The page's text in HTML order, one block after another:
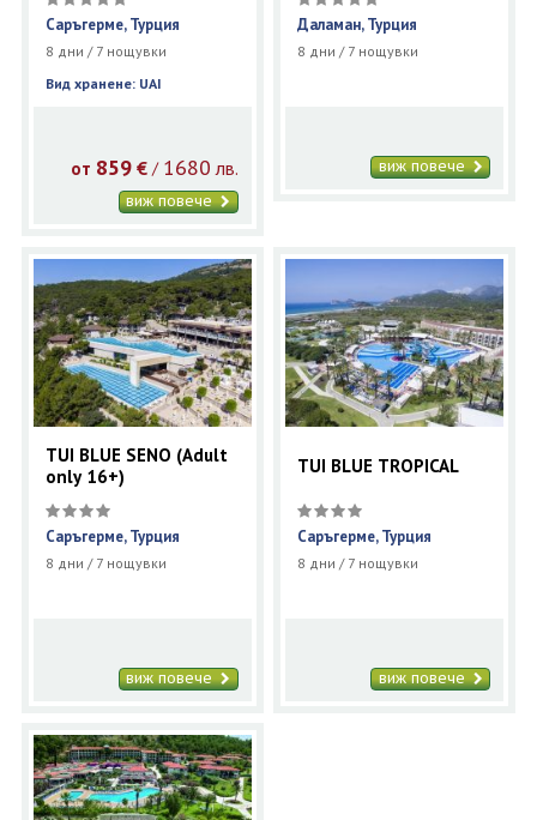
Саръгерме, Турция
8 дни / 7 нощувки
Вид хранене: UAI
от 859 €/ 1680 лв.
виж повече
Даламан, Турция
8 дни / 7 нощувки
виж повече
TUI BLUE SENO (Adult
only 16+)
Саръгерме, Турция
8 дни / 7 нощувки
виж повече
TUI BLUE TROPICAL
Саръгерме, Турция
8 дни / 7 нощувки
виж повече